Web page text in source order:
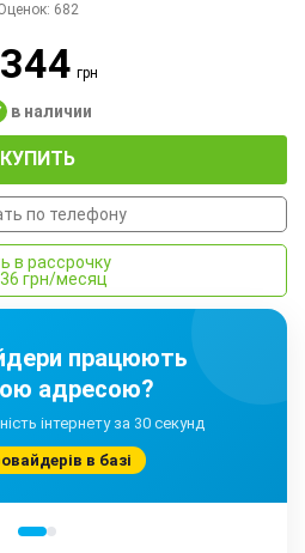
682
грн
в наличии
КУПИТЬ
по телефону
в рассрочку
336 грн/месяц
працюють
адресою?
інтернету за 30 секунд
в базі